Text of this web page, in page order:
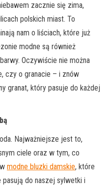
zacznie się zima,
polskich miast. To
nam o liściach, które już
modne są również
Oczywiście nie można
czy o granacie – i znów
granat, który pasuje do każdej
Najważniejsze jest to,
ciele oraz w tym, co
modne bluzki damskie, które
do naszej sylwetki i